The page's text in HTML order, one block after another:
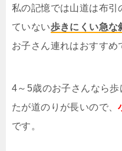
私の記憶では山道は布
ていない歩きにくい急な
お子さん連れはおすすめ
4～5歳のお子さんなら
たが道のりが長いので、
です。